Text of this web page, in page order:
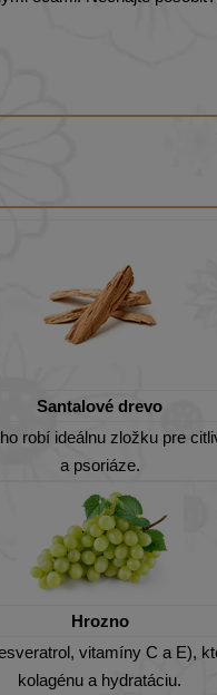
Santalové drevo
robí ideálnu zložku pre
a psoriáze.
Hrozno
vitamíny C a E),
kolagénu a hydratáciu.